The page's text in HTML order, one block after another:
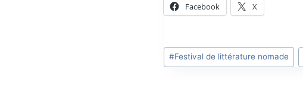
Facebook X
Post
Tags:
#Festival de littérature nomade